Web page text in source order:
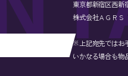
東京都新宿区西新
株式会社ＡＧＲ
※上記宛先ではお
いかなる場合も物